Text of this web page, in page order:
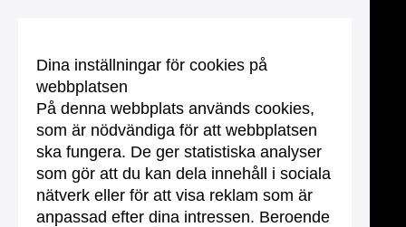
Dina inställningar för cookies på
webbplatsen
På denna webbplats används cookies,
som är nödvändiga för att webbplatsen
ska fungera. De ger statistiska analyser
som gör att du kan dela innehåll i sociala
nätverk eller för att visa reklam som är
anpassad efter dina intressen. Beroende